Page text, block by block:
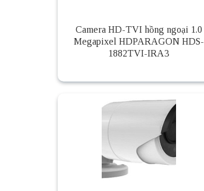
Camera HD-TVI hồng ngoại 1.0
Megapixel HDPARAGON HDS-
1882TVI-IRA3